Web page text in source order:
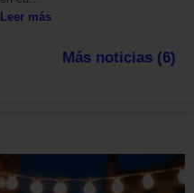
Leer más
Más noticias (6)